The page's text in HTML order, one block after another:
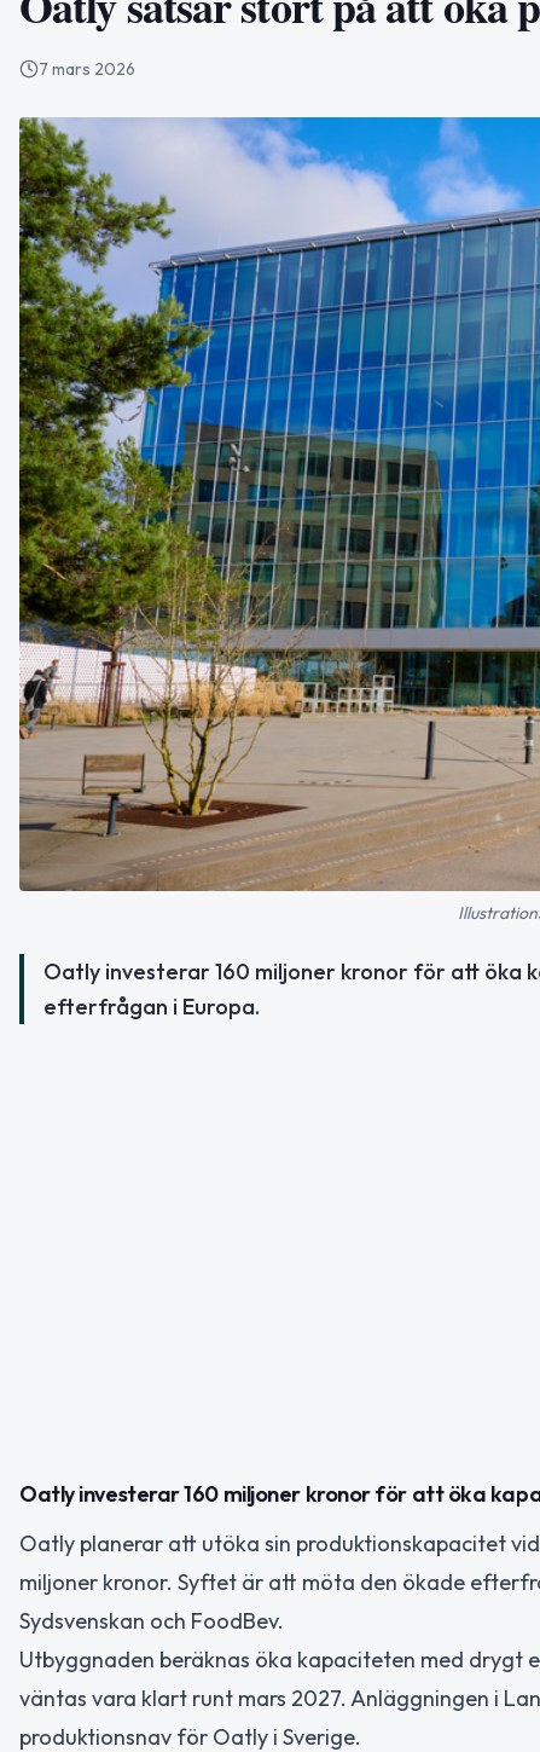
7 mars 2026
Oatly investerar 160 miljoner kronor för att öka
efterfrågan i Europa.
Oatly investerar 160 miljoner kronor för att öka
Oatly planerar att utöka sin produktionskapacitet
miljoner kronor. Syftet är att möta den ökade
Sydsvenskan och FoodBev.
Utbyggnaden beräknas öka kapaciteten med drygt
väntas vara klart runt mars 2027. Anläggningen i
produktionsnav för Oatly i Sverige.